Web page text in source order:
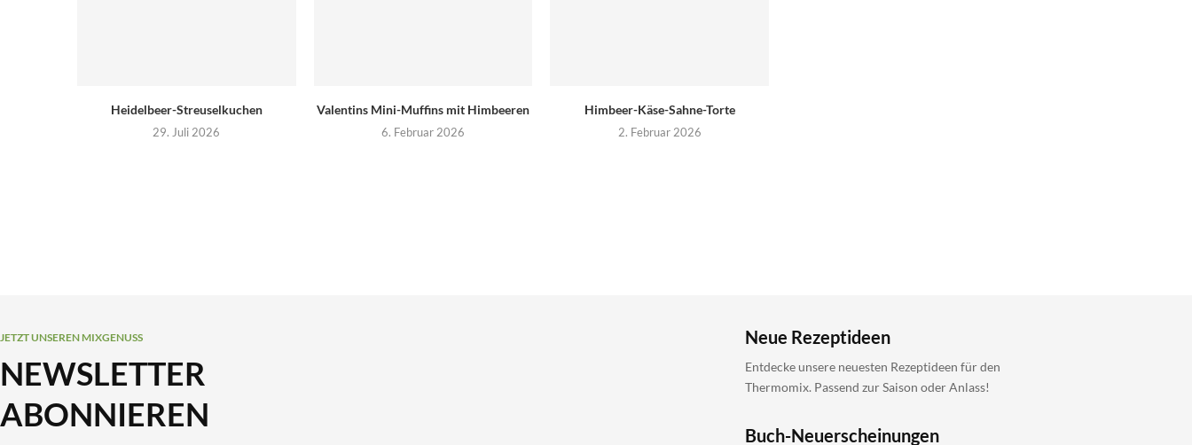
Heidelbeer-Streuselkuchen
29. Juli 2026
Valentins Mini-Muffins mit Himbeeren
6. Februar 2026
Himbeer-Käse-Sahne-Torte
2. Februar 2026
JETZT UNSEREN MIXGENUSS
NEWSLETTER
ABONNIEREN
Neue Rezeptideen
Entdecke unsere neuesten Rezeptideen für den
Thermomix. Passend zur Saison oder Anlass!
Buch-Neuerscheinungen